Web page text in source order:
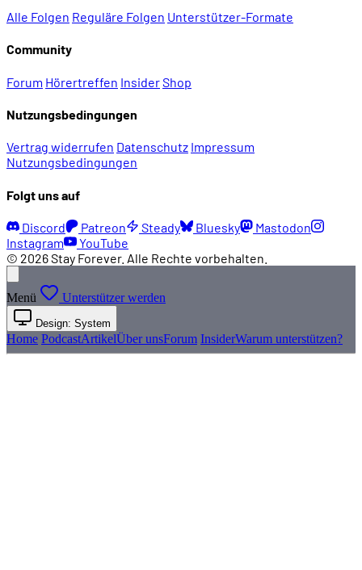
Alle Folgen Reguläre Folgen Unterstützer-Formate
Community
Forum Hörertreffen InsiderShop
Nutzungsbedingungen
Vertrag widerrufen Datenschutz Impressum
Nutzungsbedingungen
Folgt uns auf
Discord Patreon Steady Bluesky
Mastodon
Instagram
YouTube
© 2026 Stay Forever. Alle Rechte vorbehalten.
Menü Unterstützer werden
Design: System
Home PodcastArtikelÜber unsForum InsiderWarum unterstützen?